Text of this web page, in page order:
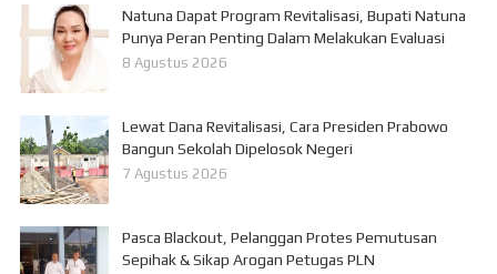
Natuna Dapat Program Revitalisasi, Bupati Natuna
Punya Peran Penting Dalam Melakukan Evaluasi
8 Agustus 2026
Lewat Dana Revitalisasi, Cara Presiden Prabowo
Bangun Sekolah Dipelosok Negeri
7 Agustus 2026
Pasca Blackout, Pelanggan Protes Pemutusan
Sepihak & Sikap Arogan Petugas PLN